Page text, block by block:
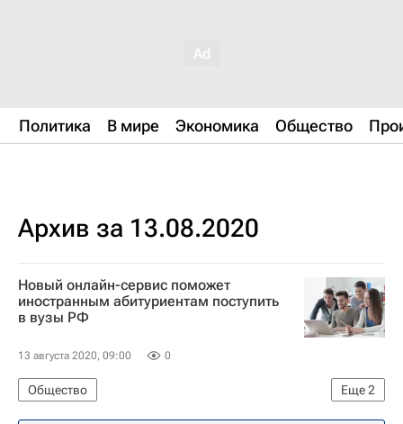
Политика В мире Экономика Общество
Архив за 13.08.2020
Новый онлайн-сервис поможет
иностранным абитуриентам поступить
в вузы РФ
13 августа 2020, 09:00 0
Еще2
Общество
Федеральное агентство по делам Содружества Независимых Государств, соотечественников, проживающих за рубежом, и по международному гуманитарному сотрудничеству (Россотрудничество)